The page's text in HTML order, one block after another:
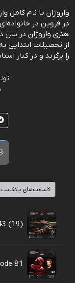
در قزوین در
هنری واروژان در
از تحصیلات ابتدایی
را برگزید و در کنار
قسمت‌های پادکست
(19)
81